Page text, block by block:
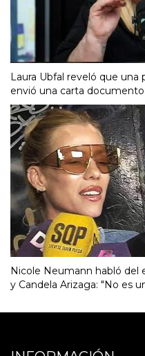
Laura Ubfal reveló que
envió una carta
Nicole Neumann habló del
y Candela Arizaga: "No es